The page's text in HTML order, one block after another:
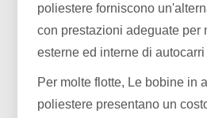
poliestere forniscono
con prestazioni adeguate per
esterne ed interne di autocarri
Per molte flotte, Le bobine in
poliestere presentano un